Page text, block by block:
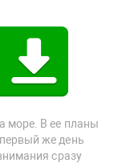
море. В ее планы
же день
сразу